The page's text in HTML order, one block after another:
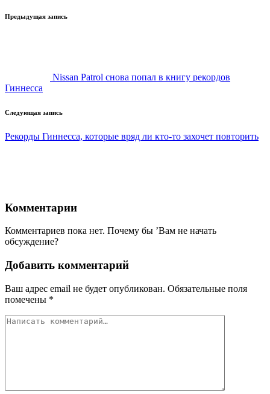
Навигация
Предыдущая запись
Nissan Patrol снова попал в книгу рекордов
Гиннесса
Следующая запись
Рекорды Гиннесса, которые вряд ли кто-то захочет повторить
Комментарии
Комментариев пока нет. Почему бы ’Вам не начать
обсуждение?
Добавить комментарий
Ваш адрес email не будет опубликован. Обязательные поля
помечены *